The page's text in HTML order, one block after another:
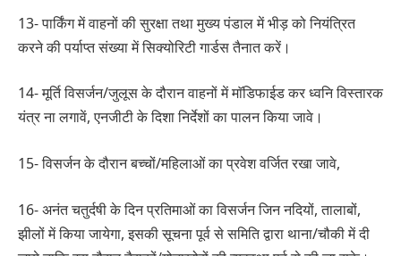
13- पार्किंग में वाहनों की सुरक्षा तथा मुख्य पंडाल में भीड़ को नियंत्रित
करने की पर्याप्त संख्या में सिक्योरिटी गार्डस तैनात करें।
14- मूर्ति विसर्जन/जुलूस के दौरान वाहनों में माॅडिफाईड कर ध्वनि विस्तारक
यंत्र ना लगावें, एनजीटी के दिशा निर्देशों का पालन किया जावे।
15- विसर्जन के दौरान बच्चों/महिलाओं का प्रवेश वर्जित रखा जावे,
16- अनंत चतुर्दषी के दिन प्रतिमाओं का विसर्जन जिन नदियों, तालाबों,
झीलों में किया जायेगा, इसकी सूचना पूर्व से समिति द्वारा थाना/चौकी में दी